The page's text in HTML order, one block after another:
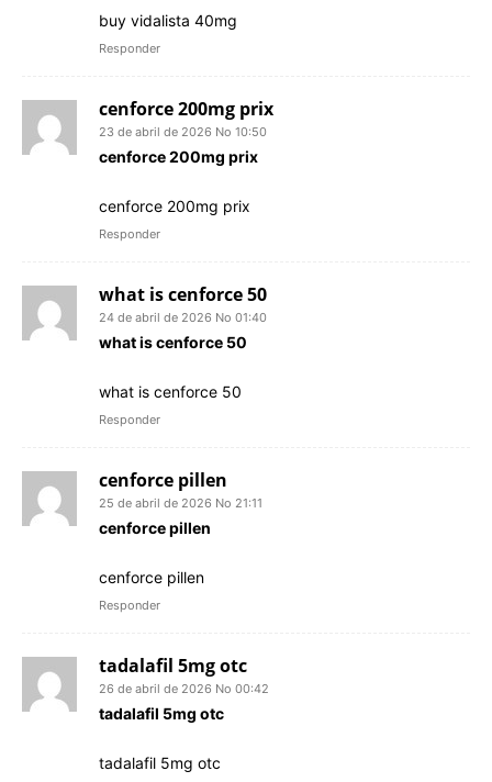
buy vidalista 40mg
Responder
cenforce 200mg prix
23 de abril de 2026 No 10:50
cenforce 200mg prix
cenforce 200mg prix
Responder
what is cenforce 50
24 de abril de 2026 No 01:40
what is cenforce 50
what is cenforce 50
Responder
cenforce pillen
25 de abril de 2026 No 21:11
cenforce pillen
cenforce pillen
Responder
tadalafil 5mg otc
26 de abril de 2026 No 00:42
tadalafil 5mg otc
tadalafil 5mg otc